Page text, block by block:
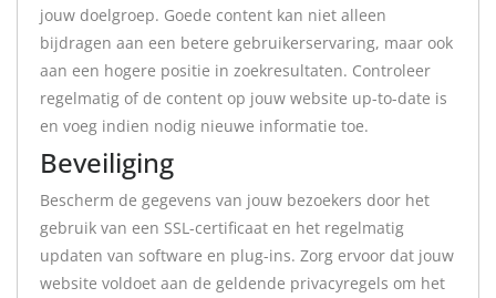
jouw doelgroep. Goede content kan niet alleen
bijdragen aan een betere gebruikerservaring, maar ook
aan een hogere positie in zoekresultaten. Controleer
regelmatig of de content op jouw website up-to-date is
en voeg indien nodig nieuwe informatie toe.
Beveiliging
Bescherm de gegevens van jouw bezoekers door het
gebruik van een SSL-certificaat en het regelmatig
updaten van software en plug-ins. Zorg ervoor dat jouw
website voldoet aan de geldende privacyregels om het